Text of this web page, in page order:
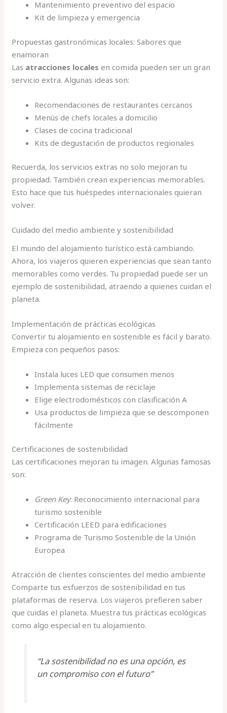
Mantenimiento preventivo del espacio
Kit de limpieza y emergencia
Propuestas gastronómicas locales: Sabores que
enamoran
Las atracciones locales en comida pueden ser un gran
servicio extra. Algunas ideas son:
Recomendaciones de restaurantes cercanos
Menús de chefs locales a domicilio
Clases de cocina tradicional
Kits de degustación de productos regionales
Recuerda, los servicios extras no solo mejoran tu
propiedad. También crean experiencias memorables.
Esto hace que tus huéspedes internacionales quieran
volver.
Cuidado del medio ambiente y sostenibilidad
El mundo del alojamiento turístico está cambiando.
Ahora, los viajeros quieren experiencias que sean tanto
memorables como verdes. Tu propiedad puede ser un
ejemplo de sostenibilidad, atraendo a quienes cuidan el
planeta.
Implementación de prácticas ecológicas
Convertir tu alojamiento en sostenible es fácil y barato.
Empieza con pequeños pasos:
Instala luces LED que consumen menos
Implementa sistemas de reciclaje
Elige electrodomésticos con clasificación A
Usa productos de limpieza que se descomponen
fácilmente
Certificaciones de sostenibilidad
Las certificaciones mejoran tu imagen. Algunas famosas
son:
Green Key: Reconocimiento internacional para
turismo sostenible
Certificación LEED para edificaciones
Programa de Turismo Sostenible de la Unión
Europea
Atracción de clientes conscientes del medio ambiente
Comparte tus esfuerzos de sostenibilidad en tus
plataformas de reserva. Los viajeros prefieren saber
que cuidas el planeta. Muestra tus prácticas ecológicas
como algo especial en tu alojamiento.
“La sostenibilidad no es una opción, es
un compromiso con el futuro”